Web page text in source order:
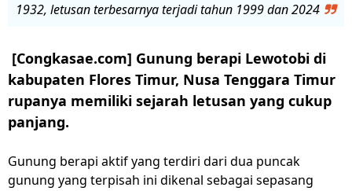
1932, letusan terbesarnya terjadi tahun 1999 dan 2024
[Congkasae.com] Gunung berapi Lewotobi di
kabupaten Flores Timur, Nusa Tenggara Timur
rupanya memiliki sejarah letusan yang cukup
panjang.
Gunung berapi aktif yang terdiri dari dua puncak
gunung yang terpisah ini dikenal sebagai sepasang